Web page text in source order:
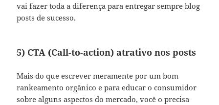
vai fazer toda a diferença para entregar sempre blog
posts de sucesso.
5) CTA (Call-to-action) atrativo nos posts
Mais do que escrever meramente por um bom
rankeamento orgânico e para educar o consumidor
sobre alguns aspectos do mercado, você o precisa